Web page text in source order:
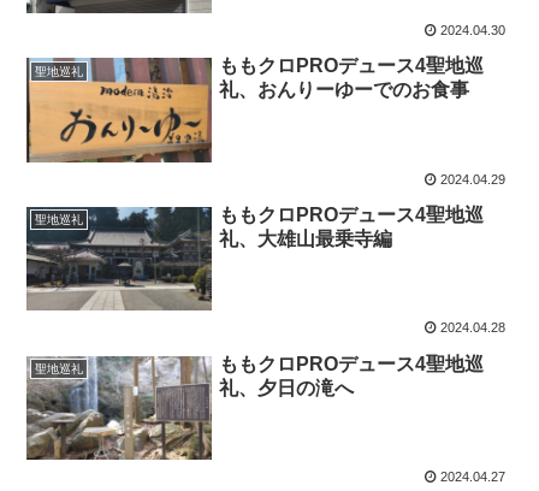
2024.04.30
聖地巡礼
ももクロPROデュース4聖地巡
礼、おんりーゆーでのお食事
2024.04.29
聖地巡礼
ももクロPROデュース4聖地巡
礼、大雄山最乗寺編
2024.04.28
聖地巡礼
ももクロPROデュース4聖地巡
礼、夕日の滝へ
2024.04.27